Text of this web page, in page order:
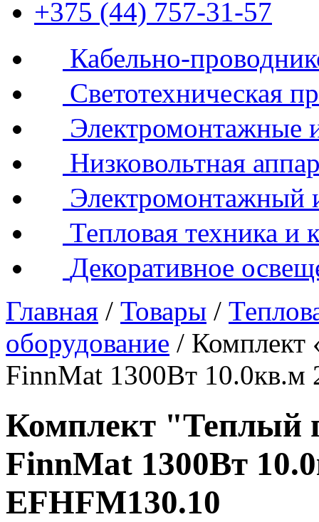
+375 (44) 757-31-57
Кабельно-
Светотехническая
Электромонтажные
Низковольтная
Электромонтажный
Тепловая техника и
Декоративное
Главная / Товары /
оборудование / Комплект
FinnMat 1300Вт
Комплект "Теплый
FinnMat 1300Вт
EFHFM130.10